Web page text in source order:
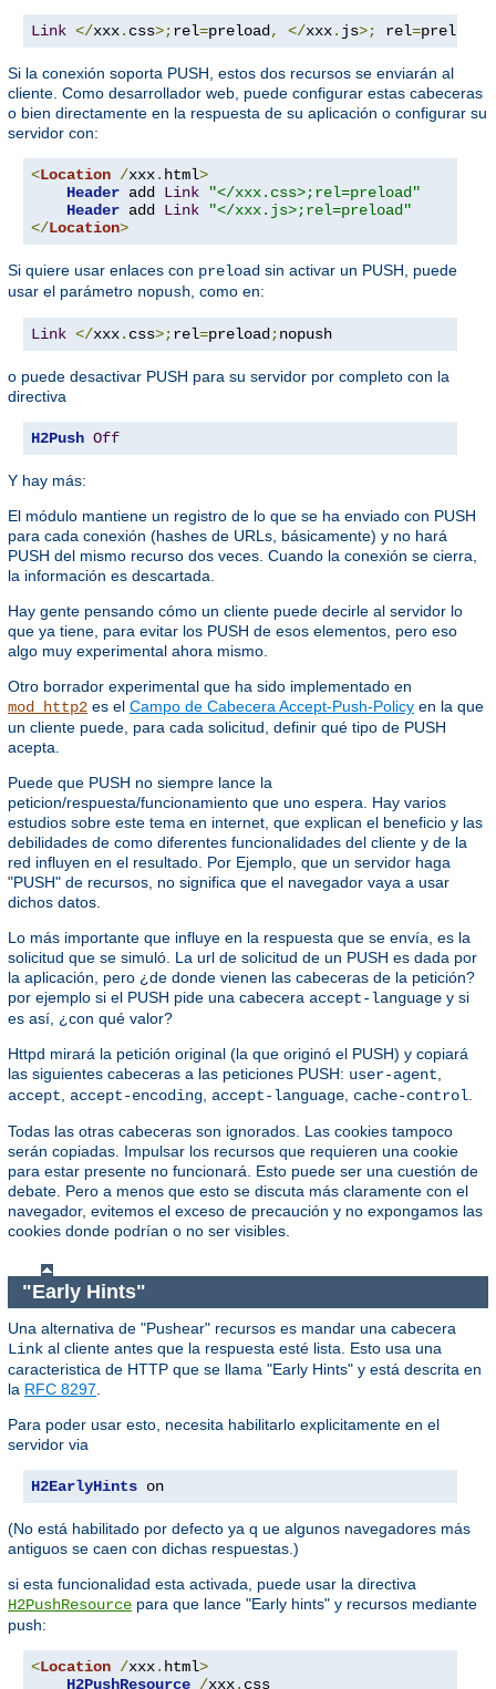
Link </xxx. css>;rel=preload, </xxx. js>; rel=preload
Si la conexión soporta PUSH, estos dos recursos se enviarán al
cliente. Como desarrollador web, puede configurar estas cabeceras
o bien directamente en la respuesta de su aplicación o configurar su
servidor con:
<Location /xxx. html>
Header add Link
"</xxx.css>;rel=preload"
Header add Link
"</xxx.js>;rel=preload"
</Location>
Si quiere usar enlaces con preload sin activar un PUSH, puede
usar el parámetro nopush, como en:
Link </xxx. css>;rel=preload;nopush
o puede desactivar PUSH para su servidor por completo con la
directiva
H2Push Off
Y hay más:
El módulo mantiene un registro de lo que se ha enviado con PUSH
para cada conexión (hashes de URLs, básicamente) y no hará
PUSH del mismo recurso dos veces. Cuando la conexión se cierra,
la información es descartada.
Hay gente pensando cómo un cliente puede decirle al servidor lo
que ya tiene, para evitar los PUSH de esos elementos, pero eso
algo muy experimental ahora mismo.
Otro borrador experimental que ha sido implementado en
mod_http2 es el Campo de Cabecera Accept-Push-Policy en la que
un cliente puede, para cada solicitud, definir qué tipo de PUSH
acepta.
Puede que PUSH no siempre lance la
peticion/respuesta/funcionamiento que uno espera. Hay varios
estudios sobre este tema en internet, que explican el beneficio y las
debilidades de como diferentes funcionalidades del cliente y de la
red influyen en el resultado. Por Ejemplo, que un servidor haga
"PUSH" de recursos, no significa que el navegador vaya a usar
dichos datos.
Lo más importante que influye en la respuesta que se envía, es la
solicitud que se simuló. La url de solicitud de un PUSH es dada por
la aplicación, pero ¿de donde vienen las cabeceras de la petición?
por ejemplo si el PUSH pide una cabecera accept-language y si
es así, ¿con qué valor?
Httpd mirará la petición original (la que originó el PUSH) y copiará
las siguientes cabeceras a las peticiones PUSH: user-agent,
accept, accept-encoding, accept-language, cache-control.
Todas las otras cabeceras son ignorados. Las cookies tampoco
serán copiadas. Impulsar los recursos que requieren una cookie
para estar presente no funcionará. Esto puede ser una cuestión de
debate. Pero a menos que esto se discuta más claramente con el
navegador, evitemos el exceso de precaución y no expongamos las
cookies donde podrían o no ser visibles.
"Early Hints"
Una alternativa de "Pushear" recursos es mandar una cabecera
Link al cliente antes que la respuesta esté lista. Esto usa una
caracteristica de HTTP que se llama "Early Hints" y está descrita en
la RFC 8297
Para poder usar esto, necesita habilitarlo explicitamente en el
servidor via
H2EarlyHints on
(No está habilitado por defecto ya q ue algunos navegadores más
antiguos se caen con dichas respuestas.)
si esta funcionalidad esta activada, puede usar la directiva
H2PushResource para que lance "Early hints" y recursos mediante
push:
<Location /xxx. html>
H2PushResource /xxx. css